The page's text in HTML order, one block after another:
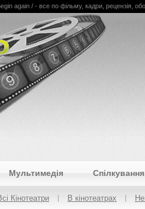
again / - все по фільму, кадри, рецензія,
Мультимедія Спілкування
Кінотеатри В кінотеатрах